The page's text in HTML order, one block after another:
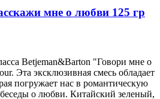
мне о любви 125 гр
Betjeman&Barton "Говори мне о
Эта эксклюзивная смесь обладает
погружает нас в романтическую
о любви. Китайский зеленый,